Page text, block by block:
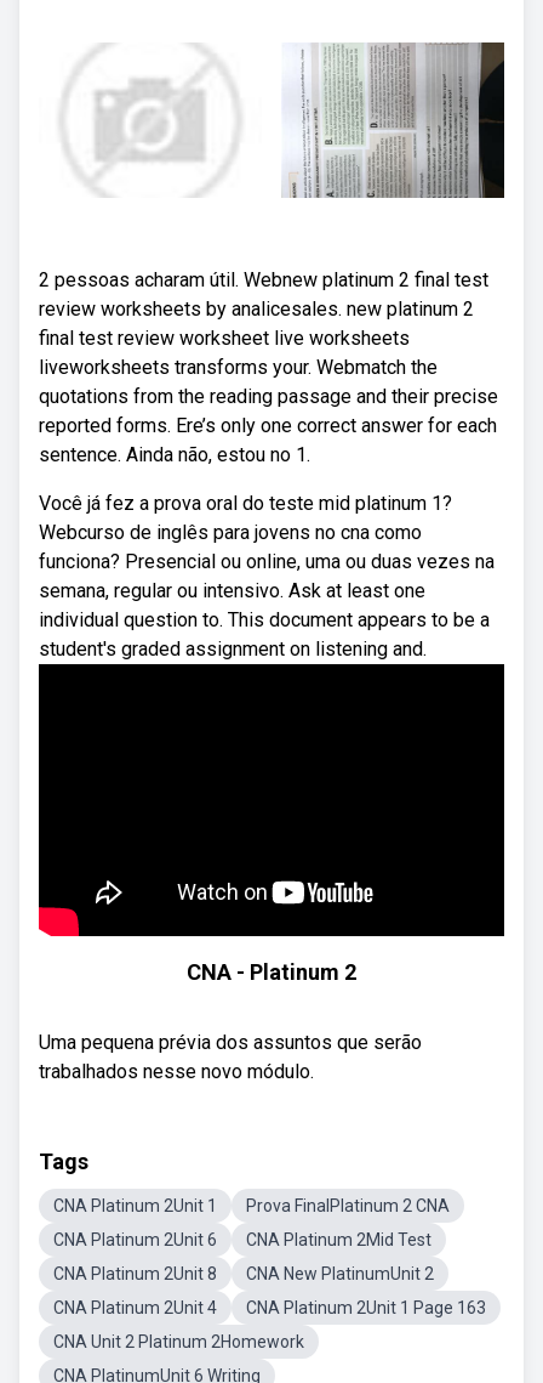
2 pessoas acharam útil. Webnew platinum 2 final test
review worksheets by analicesales. new platinum 2
final test review worksheet live worksheets
liveworksheets transforms your. Webmatch the
quotations from the reading passage and their precise
reported forms. Ere’s only one correct answer for each
sentence. Ainda não, estou no 1.
Você já fez a prova oral do teste mid platinum 1?
Webcurso de inglês para jovens no cna como
funciona? Presencial ou online, uma ou duas vezes na
semana, regular ou intensivo. Ask at least one
individual question to. This document appears to be a
student's graded assignment on listening and.
CNA - Platinum 2
Uma pequena prévia dos assuntos que serão
trabalhados nesse novo módulo.
Tags
CNA Platinum 2Unit 1
Prova FinalPlatinum 2 CNA
CNA Platinum 2Unit 6
CNA Platinum 2Mid Test
CNA Platinum 2Unit 8
CNA New PlatinumUnit 2
CNA Platinum 2Unit 4
CNA Platinum 2Unit 1 Page 163
CNA Unit 2 Platinum 2Homework
CNA PlatinumUnit 6 Writing